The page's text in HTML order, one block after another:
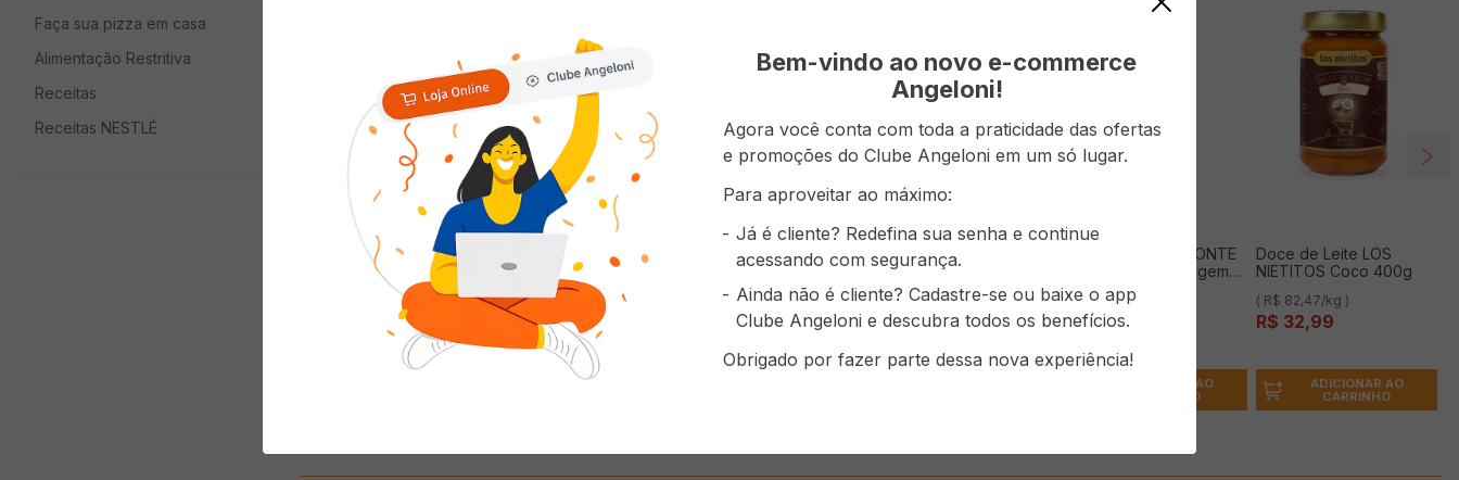
Faça sua pizza em casa
Alimentação Restritiva
Receitas
Receitas NESTLÉ
Doce de Leite Uruguaio
CONAPROLE 440g
Doce de Leite Uruguaio
LOS NIETITOS Receita
Tradicional 400g
( R$ 74,97/kg )
R$ 29,99
ADICIONAR AO
Doce de Leite NARBONA
( R$ 56,60/kg )
,90
Doce de Leite NARBONA
470G
( R$ 84,89/kg )
R$ 39,90
Azeite De Oliva MONTE
ROMANO Extra Virgem
500ml
( R$ 65,98/l )
R$ 32,99
ADICIONAR AO
CARRINHO
Doce de Leite LOS
NIETITOS Coco 400g
( R$ 82,47/kg )
R$ 32,99
ADICIONAR AO
CARRINHO
Bem-vindo ao novo e-commerce
Angeloni!
Agora você conta com toda a praticidade das ofertas
e promoções do Clube Angeloni em um só lugar.
Para aproveitar ao máximo:
Já é cliente? Redefina sua senha e continue
acessando com segurança.
Ainda não é cliente? Cadastre-se ou baixe o app
Clube Angeloni e descubra todos os benefícios.
Obrigado por fazer parte dessa nova experiência!